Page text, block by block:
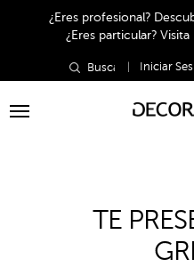
¿Eres profesional?
¿Eres particular? Visita
Iniciar
Toggle
TE